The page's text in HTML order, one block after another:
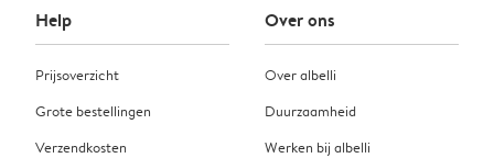
Help
Prijsoverzicht
Grote bestellingen
Verzendkosten
Over ons
Over albelli
Duurzaamheid
Werken bij albelli